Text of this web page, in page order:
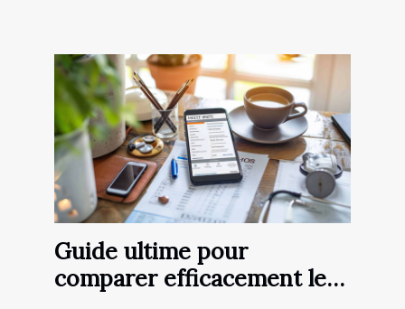
Guide ultime pour
comparer efficacement les